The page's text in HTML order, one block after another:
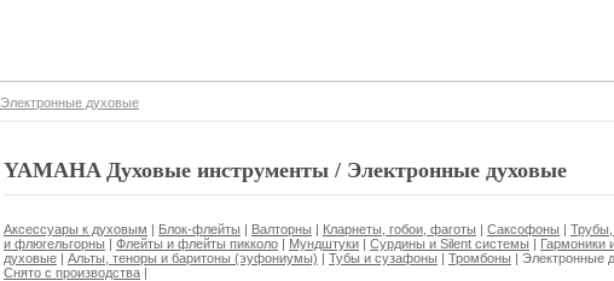
Электронные духовые
YAMAHA Духовые инструменты / Электронные духовые
Аксессуары к духовым | Блок-флейты | Валторны | Кларнеты, гобои, фаготы | Саксофоны | Трубы,
и флюгельгорны | Флейты и флейты пикколо | Мундштуки | Сурдины и Silent системы | Гармоники
духовые | Альты, теноры и баритоны (эуфониумы) | Тубы и сузафоны | Тромбоны | Электронные
Снято с производства |